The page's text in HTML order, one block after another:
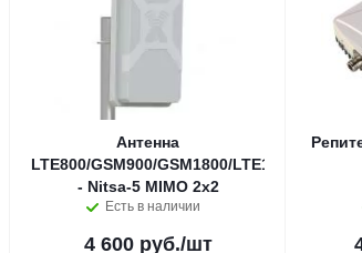
Антенна
LTE800/GSM900/GSM1800/LTE1800/
- Nitsa-5 MIMO 2x2
Есть в наличии
4 600 руб./шт